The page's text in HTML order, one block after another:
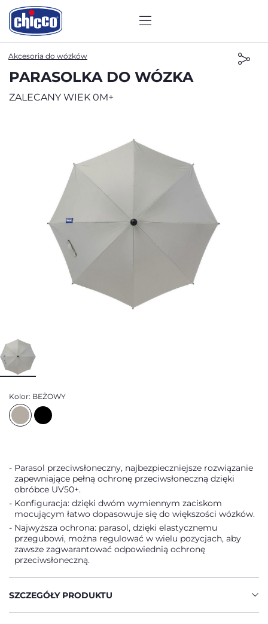
Akcesoria do wózków
PARASOLKA DO WÓZKA
ZALECANY WIEK 0M+
Kolor: BEŻOWY
Parasol przeciwsłoneczny, najbezpieczniejsze rozwiązanie
zapewniające pełną ochronę przeciwsłoneczną dzięki
obróbce UV50+.
Konfiguracja: dzięki dwóm wymiennym zaciskom
mocującym łatwo dopasowuje się do większości wózków.
Najwyższa ochrona: parasol, dzięki elastycznemu
przegubowi, można regulować w wielu pozycjach, aby
zawsze zagwarantować odpowiednią ochronę
przeciwsłoneczną.
SZCZEGÓŁY PRODUKTU